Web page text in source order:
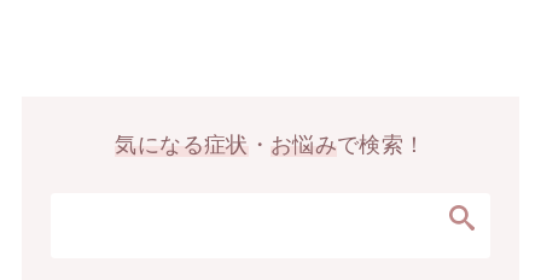
気になる症状 ・ お悩みで検索！